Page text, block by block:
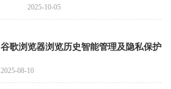
2025-10-05
谷歌浏览器浏览历史智能管理及隐私保护
2025-08-10